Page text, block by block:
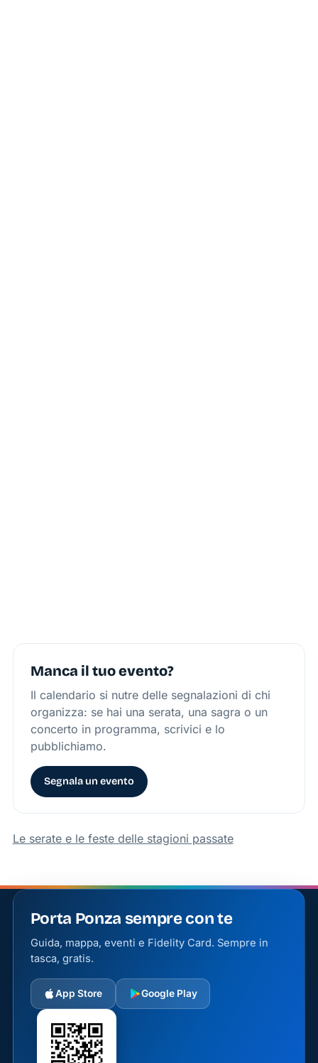
Manca il tuo evento?
Il calendario si nutre delle segnalazioni di chi
organizza: se hai una serata, una sagra o un
concerto in programma, scrivici e lo
pubblichiamo.
Segnala un evento
Le serate e le feste delle stagioni passate
Porta Ponza sempre con te
Guida, mappa, eventi e Fidelity Card. Sempre in
tasca, gratis.
App Store Google Play